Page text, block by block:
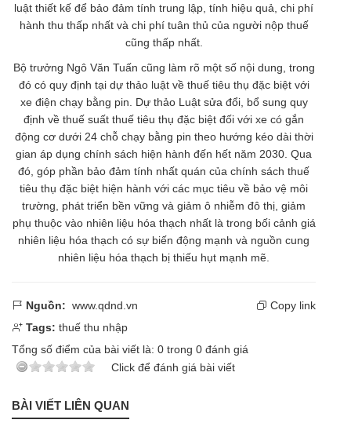
luật thiết kế để bảo đảm tính trung lập, tính hiệu quả, chi phí
hành thu thấp nhất và chi phí tuân thủ của người nộp thuế
cũng thấp nhất.
Bộ trưởng Ngô Văn Tuấn cũng làm rõ một số nội dung, trong
đó có quy định tại dự thảo luật về thuế tiêu thụ đặc biệt với
xe điện chạy bằng pin. Dự thảo Luật sửa đổi, bổ sung quy
định về thuế suất thuế tiêu thụ đặc biệt đối với xe có gắn
động cơ dưới 24 chỗ chạy bằng pin theo hướng kéo dài thời
gian áp dụng chính sách hiện hành đến hết năm 2030. Qua
đó, góp phần bảo đảm tính nhất quán của chính sách thuế
tiêu thụ đặc biệt hiện hành với các mục tiêu về bảo vệ môi
trường, phát triển bền vững và giảm ô nhiễm đô thị, giảm
phụ thuộc vào nhiên liệu hóa thạch nhất là trong bối cảnh giá
nhiên liệu hóa thạch có sự biến động mạnh và nguồn cung
nhiên liệu hóa thạch bị thiếu hụt mạnh mẽ.
Nguồn: www.qdnd.vn
Copy link
Tags: thuế thu nhập
Tổng số điểm của bài viết là: 0 trong 0 đánh giá
Click để đánh giá bài viết
BÀI VIẾT LIÊN QUAN